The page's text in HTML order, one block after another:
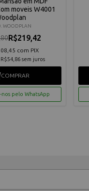
moveis W4001
WOODPLAN
R$219,42
com PIX
R$54,86 sem juros
COMPRAR
nos pelo WhatsApp